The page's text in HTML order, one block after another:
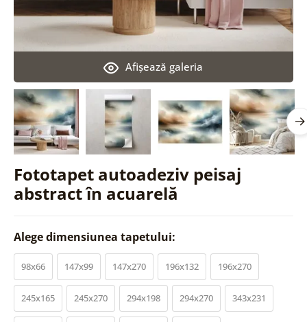
Fototapet autoadeziv peisaj
abstract în acuarelă
Afişează galeria
Alege dimensiunea tapetului:
98x66 147x99 147x270 196x132 196x270
245x165 245x270 294x198 294x270 343x231